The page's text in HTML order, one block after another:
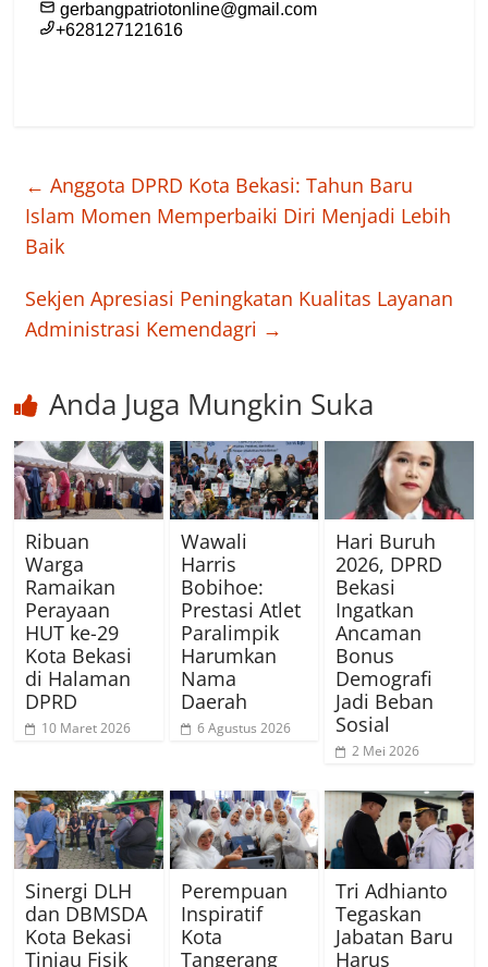
← Anggota DPRD Kota Bekasi: Tahun Baru
Islam Momen Memperbaiki Diri Menjadi Lebih
Baik
Sekjen Apresiasi Peningkatan Kualitas Layanan
Administrasi Kemendagri →
Anda Juga Mungkin Suka
Ribuan
Warga
Ramaikan
Perayaan
HUT ke-29
Kota Bekasi
di Halaman
DPRD
10 Maret 2026
Wawali
Harris
Bobihoe:
Prestasi Atlet
Paralimpik
Harumkan
Nama
Daerah
6 Agustus 2026
Hari Buruh
2026, DPRD
Bekasi
Ingatkan
Ancaman
Bonus
Demografi
Jadi Beban
Sosial
2 Mei 2026
Sinergi DLH
dan DBMSDA
Kota Bekasi
Tinjau Fisik
Perempuan
Inspiratif
Kota
Tangerang
Tri Adhianto
Tegaskan
Jabatan Baru
Harus